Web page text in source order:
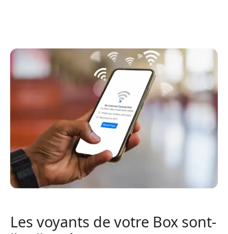
Les voyants de votre Box sont-